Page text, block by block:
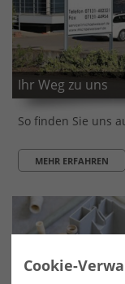
Ihr Weg zu uns
So finden Sie uns
MEHR ERFAHREN
Cookie-